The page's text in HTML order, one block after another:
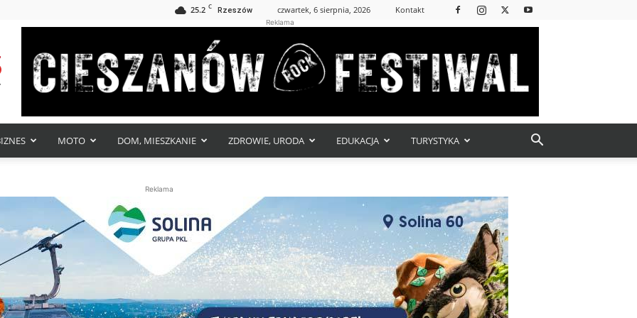
25.2 C Rzeszów czwartek, 6 sierpnia, 2026 Kontakt
Reklama
MOTO DOM, MIESZKANIE ZDROWIE, URODA EDUKACJA TURYSTYKA
Reklama